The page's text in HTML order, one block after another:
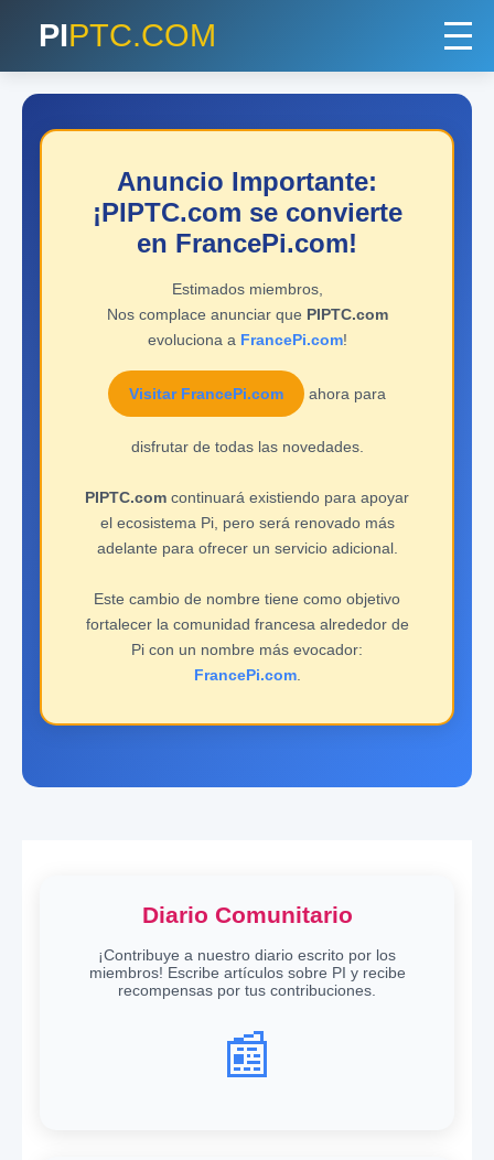
PIPTC.COM
Anuncio Importante:
¡PIPTC.com se convierte
en FrancePi.com!
Estimados miembros,
Nos complace anunciar que PIPTC.com
evoluciona a FrancePi.com!
Visitar FrancePi.com ahora para
disfrutar de todas las novedades.
PIPTC.com continuará existiendo para apoyar
el ecosistema Pi, pero será renovado más
adelante para ofrecer un servicio adicional.
Este cambio de nombre tiene como objetivo
fortalecer la comunidad francesa alrededor de
Pi con un nombre más evocador:
FrancePi.com.
Diario Comunitario
¡Contribuye a nuestro diario escrito por los
miembros! Escribe artículos sobre PI y recibe
recompensas por tus contribuciones.
📰